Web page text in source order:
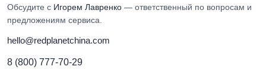
Обсудите с Игорем Лавренко — ответственный по вопросам и
предложениям сервиса.
hello@redplanetchina.com
8 (800) 777-70-29